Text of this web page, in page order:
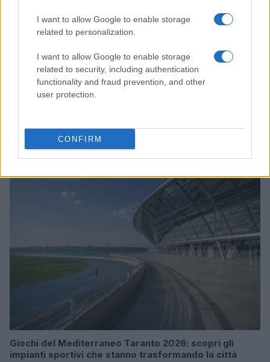
I want to allow Google to enable storage
related to personalization.
I want to allow Google to enable storage
related to security, including authentication
functionality and fraud prevention, and other
user protection.
CONFIRM
Commonwealth: tutti i dettagli
Francesca Lombardi · 2 Ago 2026
GAMING NEWS
Giochi del Mediterraneo Taranto 2026: scopri gli
impianti sportivi che stanno trasformando la città